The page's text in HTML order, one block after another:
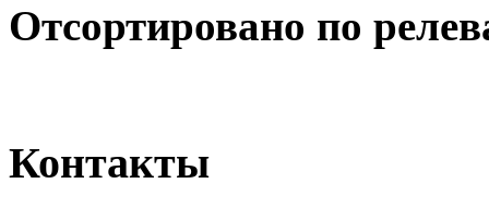
Отсортировано по
Контакты